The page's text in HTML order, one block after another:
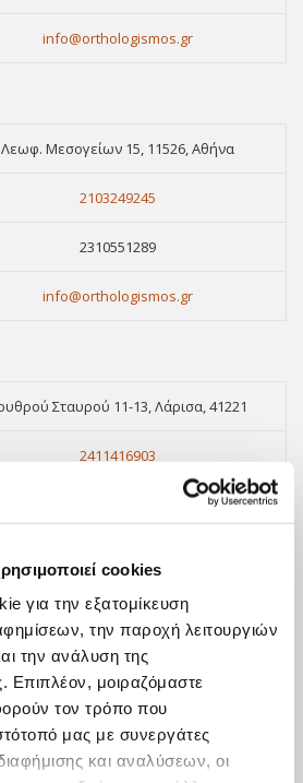
cookies
για την εξατομίκευση
την παροχή λειτουργιών
την ανάλυση της
Επιπλέον, μοιραζόμαστε
τον τρόπο που
μας με συνεργάτες
και αναλύσεων, οι
info@orthologismos.gr
Λεωφ. Μεσογείων 15, 11526, Αθήνα
2103249245
2310551289
info@orthologismos.gr
Σταυρού 11-13, Λάρισα, 41221
2411416903